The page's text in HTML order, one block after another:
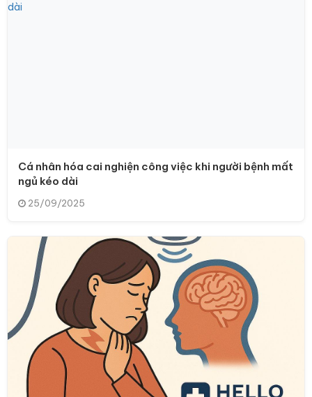
Cá nhân hóa cai nghiện công việc khi người bệnh mất
ngủ kéo dài
25/09/2025